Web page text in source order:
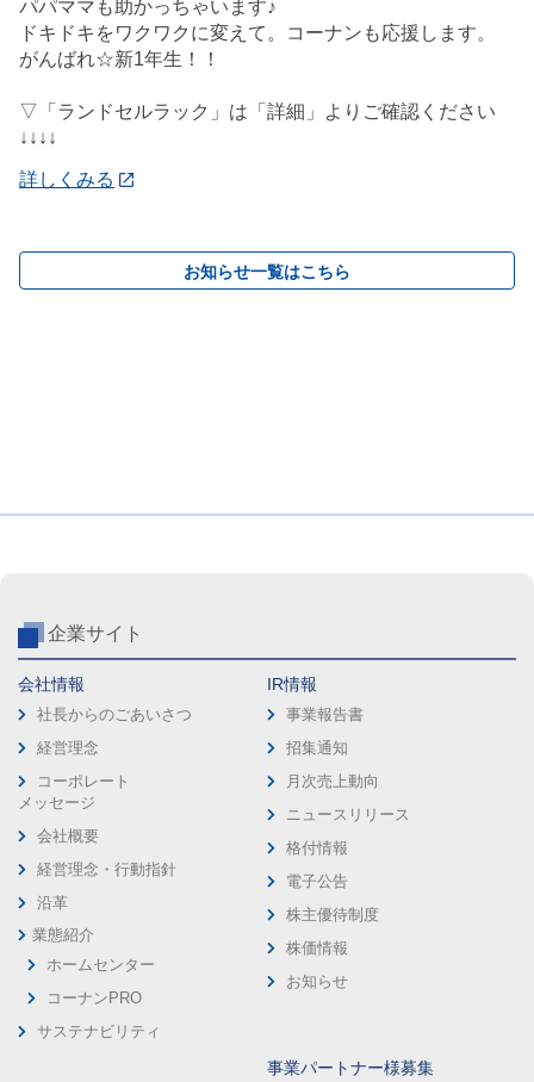
パパママも助かっちゃいます♪
ドキドキをワクワクに変えて。コーナンも応援します。
がんばれ☆新1年生！！
▽「ランドセルラック」は「詳細」よりご確認ください
↓↓↓↓
詳しくみる
お知らせ一覧はこちら
企業サイト
会社情報
社長からのごあいさつ
経営理念
コーポレート
メッセージ
会社概要
経営理念・行動指針
沿革
業態紹介
ホームセンター
コーナンPRO
サステナビリティ
IR情報
事業報告書
招集通知
月次売上動向
ニュースリリース
格付情報
電子公告
株主優待制度
株価情報
お知らせ
事業パートナー様募集